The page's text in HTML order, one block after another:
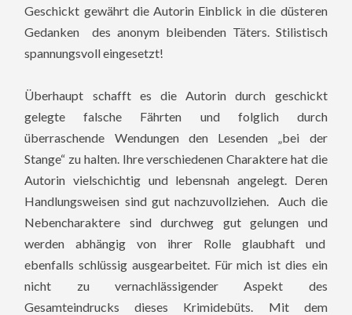
Geschickt gewährt die Autorin Einblick in die düsteren
Gedanken des anonym bleibenden Täters. Stilistisch
spannungsvoll eingesetzt!
Überhaupt schafft es die Autorin durch geschickt
gelegte falsche Fährten und folglich durch
überraschende Wendungen den Lesenden „bei der
Stange“ zu halten. Ihre verschiedenen Charaktere hat die
Autorin vielschichtig und lebensnah angelegt. Deren
Handlungsweisen sind gut nachzuvollziehen. Auch die
Nebencharaktere sind durchweg gut gelungen und
werden abhängig von ihrer Rolle glaubhaft und
ebenfalls schlüssig ausgearbeitet. Für mich ist dies ein
nicht zu vernachlässigender Aspekt des
Gesamteindrucks dieses Krimidebüts. Mit dem